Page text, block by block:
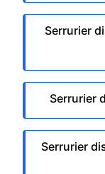
Serrurier
Serrurier
Serrurier